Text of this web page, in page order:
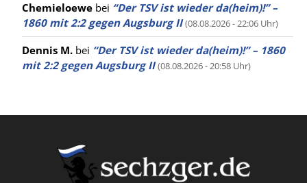
Chemieloewe bei “Der TSV ist wieder da(heim)!” –
1860 mit 2:2 gegen Augsburg II (08.08.2026 - 22:06 Uhr)
Dennis M. bei “Der TSV ist wieder da(heim)!” – 1860
mit 2:2 gegen Augsburg II (08.08.2026 - 20:58 Uhr)